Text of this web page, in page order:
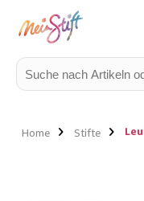
Home Stifte